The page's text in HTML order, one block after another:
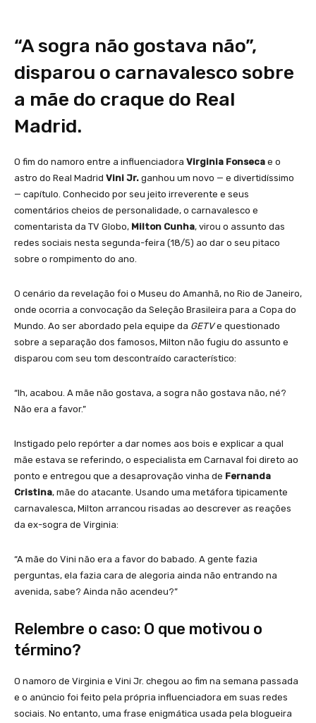
“A sogra não gostava não”,
disparou o carnavalesco sobre
a mãe do craque do Real
Madrid.
O fim do namoro entre a influenciadora Virginia Fonseca e o
astro do Real Madrid Vini Jr. ganhou um novo — e divertidíssimo
— capítulo. Conhecido por seu jeito irreverente e seus
comentários cheios de personalidade, o carnavalesco e
comentarista da TV Globo, Milton Cunha, virou o assunto das
redes sociais nesta segunda-feira (18/5) ao dar o seu pitaco
sobre o rompimento do ano.
O cenário da revelação foi o Museu do Amanhã, no Rio de Janeiro,
onde ocorria a convocação da Seleção Brasileira para a Copa do
Mundo. Ao ser abordado pela equipe da GETVe questionado
sobre a separação dos famosos, Milton não fugiu do assunto e
disparou com seu tom descontraído característico:
“Ih, acabou. A mãe não gostava, a sogra não gostava não, né?
Não era a favor.”
Instigado pelo repórter a dar nomes aos bois e explicar a qual
mãe estava se referindo, o especialista em Carnaval foi direto ao
ponto e entregou que a desaprovação vinha de Fernanda
Cristina, mãe do atacante. Usando uma metáfora tipicamente
carnavalesca, Milton arrancou risadas ao descrever as reações
da ex-sogra de Virginia:
“A mãe do Vini não era a favor do babado. A gente fazia
perguntas, ela fazia cara de alegoria ainda não entrando na
avenida, sabe? Ainda não acendeu?”
Relembre o caso: O que motivou o
término?
O namoro de Virginia e Vini Jr. chegou ao fim na semana passada
e o anúncio foi feito pela própria influenciadora em suas redes
sociais. No entanto, uma frase enigmática usada pela blogueira